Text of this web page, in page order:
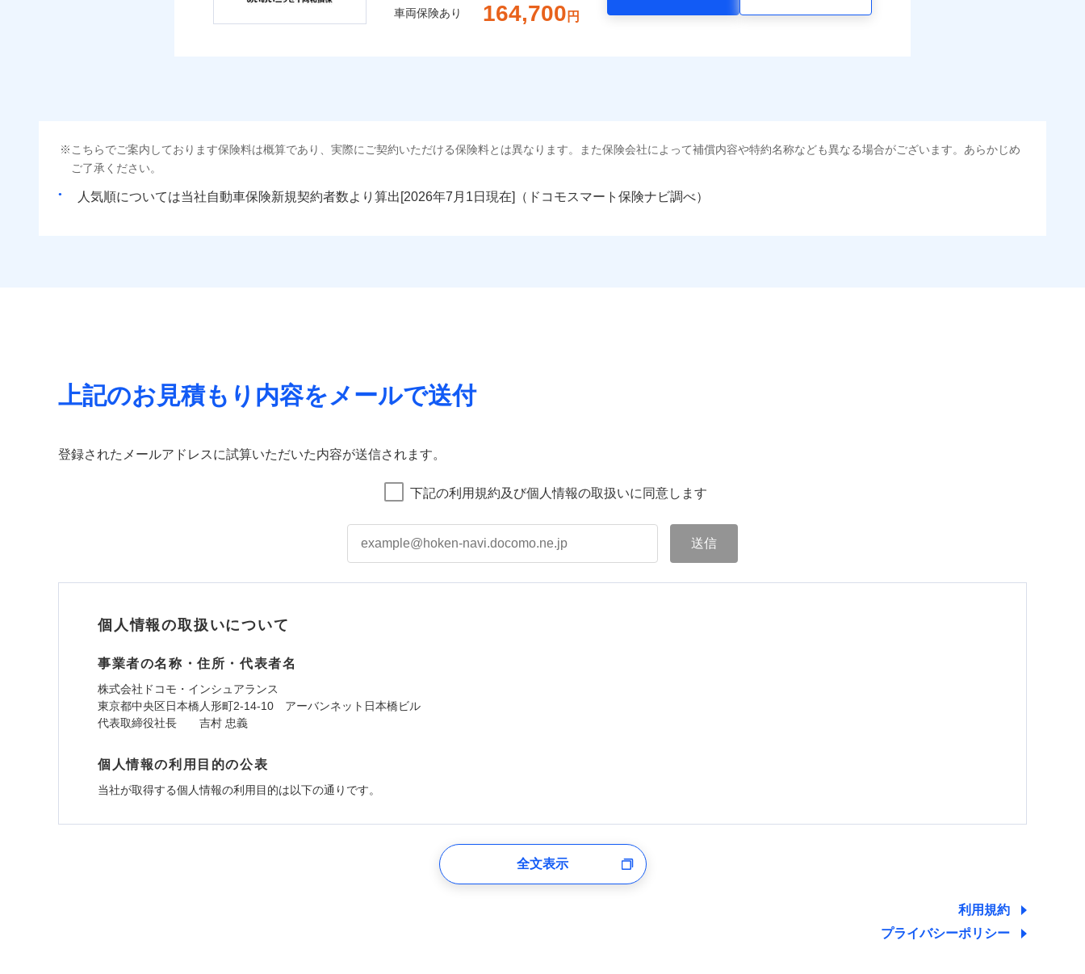
車両保険あり 164,700 円
こちらでご案内しております保険料は概算であり、実際にご契約いただける保険料とは異なります。また保険会社によって補償内容や特約名称なども異なる場合がございます。あらかじめ
ご了承ください。
人気順については当社 新規契約者数より算出[ 年 月 日現在]（ドコモスマート保険ナビ調べ）
上記のお見積もり内容をメールで送付
登録されたメールアドレスに試算いただいた内容が送信されます。
下記の利用規約及び個人情報の取扱いに同意します
個人情報の取扱いについて
事業者の名称・住所・代表者名
株式会社ドコモ・インシュアランス
東京都中央区日本橋人形町2-14-10 アーバンネット日本橋ビル
代表取締役社長 吉村 忠義
個人情報の利用目的の公表
当社が取得する個人情報の利用目的は以下の通りです。
郵便、電話、およびＥメール等により、当社と取引のあるもしくは委託を受けている保険会社・提携会社の保険その他に関する情報を提供し、金融商品等の契約を勧奨するた
め、また維持管理等の委託業務遂行のため、またそれらに付帯、関連する当社および提携会社のサービスを案内、提供するため
全文表示
利用規約
プライバシーポリシー